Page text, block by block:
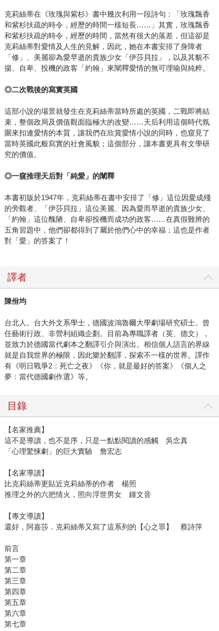
克莉絲蒂在《玫瑰與紫杉》書中幾次利用一段詩句：「玫瑰飄香
和紫杉扶疏的時令，經歷的時間一樣短長……」其實，玫瑰飄香
和紫杉扶疏的時令，經歷的時間，當然有很大的落差，但這卻是
克莉絲蒂對愛情及人生的見解，因此，她在本書安排了身障者
「修」、美麗卻為愛早逝的貴族少女「伊莎貝拉」，以及其貌不
揚、自卑、投機的政客「約翰」來闡釋愛情的無可理喻與純粹。
◎二次戰後的寫實英國
這部小說的場景就發生在克莉絲蒂當時所處的英國，二戰即將結
束，整個政局及價值觀面臨極大的改變……天后利用這個時代氛
圍來扣連愛情的本質，讓我們在欣賞愛情小說的同時，也窺見了
當時英國此般寫實的社會風貌；這個部分，讓本書更具有文學研
究的價值。
◎一窺推理天后對「純愛」的闡釋
本書初版於1947年，克莉絲蒂在書中安排了「修」這位因愛成殘
的旁觀者、「伊莎貝拉」這位美麗、因為愛而早逝的貴族少女、
「約翰」這位醜陋、自卑卻投機而成功的政客……在真假難辨的
五角習題中，他們卻都得到了屬於他們心中的幸福；這也是作者
對「愛」的答案了！
譯者
陳佾均
台北人。台大外文系學士，德國波鴻魯爾大學劇場研究碩士。曾
任藝術行政、非營利組織企劃。目前為專職譯者（英、德文），
並致力於德國當代劇本之翻譯引介與演出。相信個人語言的界線
就是自我世界的極限，因此樂於翻譯，探索不一樣的世界。譯作
有《明日戰爭2：死亡之夜》《你，就是最好的答案》《個人之
夢：當代德國劇作選》等。
目錄
【名家推薦】
這不是導讀，也不是序，只是一點點閱讀的感觸 吳念真
「心理驚悚劇」的巨大實驗 詹宏志
【名家導讀】
比克莉絲蒂更貼近克莉絲蒂的作者 楊照
推理之外的六把情火，照向浮世男女 鍾文音
【專文導讀】
還好，阿嘉莎．克莉絲蒂又寫了這系列的【心之罪】 蔡詩萍
前言
第一章
第二章
第三章
第四章
第五章
第六章
第七章